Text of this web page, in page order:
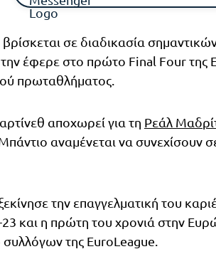
σε διαδικασία
έφερε στο πρώτο Final Four της
πρωταθλήματος.
αποχωρεί για τη Ρεάλ
αναμένεται να συνεχίσουν
την επαγγελματική του
και η πρώτη του χρονιά στην
της EuroLeague.